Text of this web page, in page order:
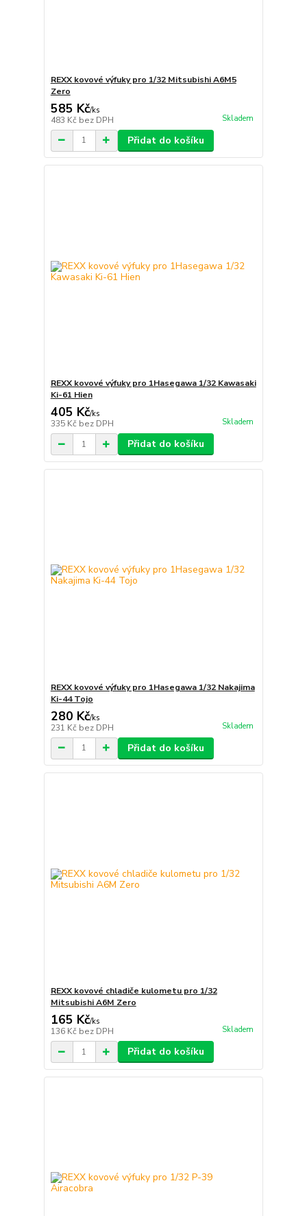
REXX kovové výfuky pro 1/32 Mitsubishi A6M5
Zero
585 Kč/ks
483 Kč bez DPH Skladem
Přidat do košíku
REXX kovové výfuky pro 1Hasegawa 1/32 Kawasaki
Ki-61 Hien
405 Kč/ks
335 Kč bez DPH Skladem
Přidat do košíku
REXX kovové výfuky pro 1Hasegawa 1/32 Nakajima
Ki-44 Tojo
280 Kč/ks
231 Kč bez DPH Skladem
Přidat do košíku
REXX kovové chladiče kulometu pro 1/32
Mitsubishi A6M Zero
165 Kč/ks
136 Kč bez DPH Skladem
Přidat do košíku